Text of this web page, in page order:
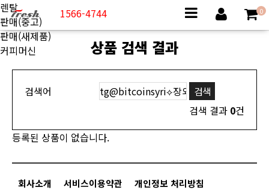
1566-4744
렌탈
판매(중고)
판매(새제품)
커피머신
0
상품 검색 결과
검색어
검색 결과 0건
등록된 상품이 없습니다.
회사소개 서비스이용약관
개인정보 처리방침